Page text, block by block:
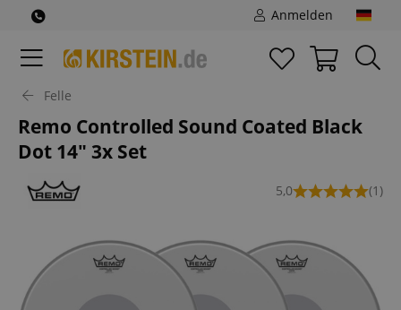
Anmelden
Felle
Remo Controlled Sound Coated Black
Dot 14" 3x Set
5,0 (1)